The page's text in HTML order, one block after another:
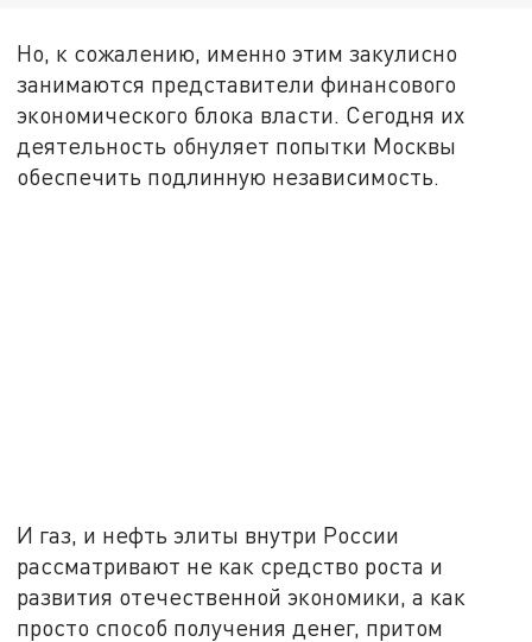
Но, к сожалению, именно этим закулисно
занимаются представители финансового
экономического блока власти. Сегодня их
деятельность обнуляет попытки Москвы
обеспечить подлинную независимость.
И газ, и нефть элиты внутри России
рассматривают не как средство роста и
развития отечественной экономики, а как
просто способ получения денег, притом